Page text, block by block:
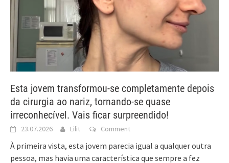
Esta jovem transformou-se completamente depois
da cirurgia ao nariz, tornando-se quase
irreconhecível. Vais ficar surpreendido!
23.07.2026 Lilit Comment
À primeira vista, esta jovem parecia igual a qualquer outra
pessoa, mas havia uma característica que sempre a fez